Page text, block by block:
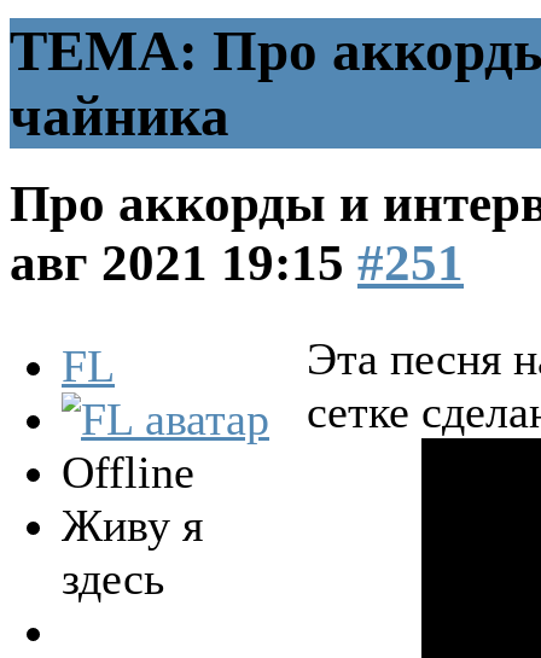
ТЕМА: Про
чайника
Про аккорды и
авг 2021 19:15 #251
FL
Offline
Живу я
здесь
Эта песня
сетке